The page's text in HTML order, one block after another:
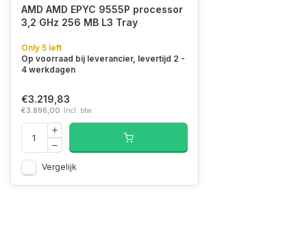
AMD AMD EPYC 9555P processor
3,2 GHz 256 MB L3 Tray
Only 5 left
Op voorraad bij leverancier, levertijd 2 -
4 werkdagen
€3.219,83
€3.896,00 Incl. btw
Vergelijk